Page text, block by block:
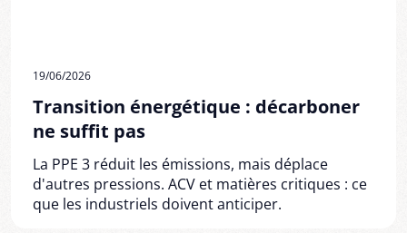
19/06/2026
Transition énergétique : décarboner
ne suffit pas
La PPE 3 réduit les émissions, mais déplace
d'autres pressions. ACV et matières critiques : ce
que les industriels doivent anticiper.